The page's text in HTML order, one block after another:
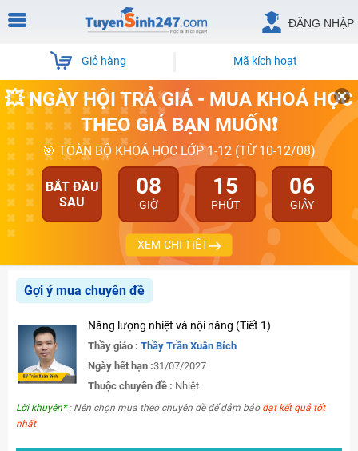
ĐĂNG NHẬP
Giỏ hàng Mã kích hoạt
💥 NGÀY HỘI TRẢ GIÁ - MUA KHOÁ HỌC
THEO GIÁ BẠN MUỐN❗
🎯 TOÀN BỘ KHOÁ HỌC LỚP 1-12 (TỪ 10-12/08)
BẮT ĐẦU
SAU
08
GIỜ
15
PHÚT
06
GIÂY
XEM CHI TIẾT
Gợi ý mua chuyên đề
Năng lượng nhiệt và nội năng (Tiết 1)
Thầy giáo : Thầy Trần Xuân Bích
Ngày hết hạn :31/07/2027
Thuộc chuyên đề : Nhiệt
Lời khuyên*: Nên chọn mua theo chuyên đề để đảm bảo đạt kết quả tốt
nhất